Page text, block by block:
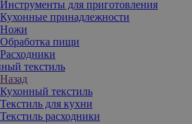
Инструменты для приготовления
Кухонные принадлежности
Ножи
Обработка пищи
Расходники
текстиль
Назад
Кухонный текстиль
Текстиль для кухни
Текстиль расходники